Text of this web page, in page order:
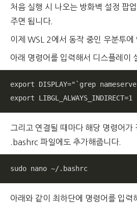
처음 실행 시 나오는 방화벽 설정 팝
주면 됩니다.
이제 WSL 2에서 동작 중인 우분투에
아래 명령어를 입력해서 디스플레이
export DISPLAY="`grep
export LIBGL_ALWAYS_INDIRECT=1
그리고 연결될 때마다 해당 명령어가
.bashrc 파일에도 추가해줍니다.
sudo nano ~/.bashrc
아래와 같이 최하단에 명령어를 입력